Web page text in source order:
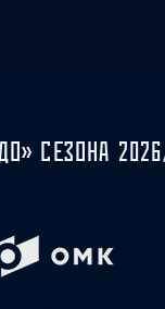
СЕЗОНА